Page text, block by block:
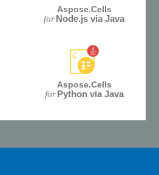
Aspose.Cells
forNode.js via Java
Aspose.Cells
for Python via Java